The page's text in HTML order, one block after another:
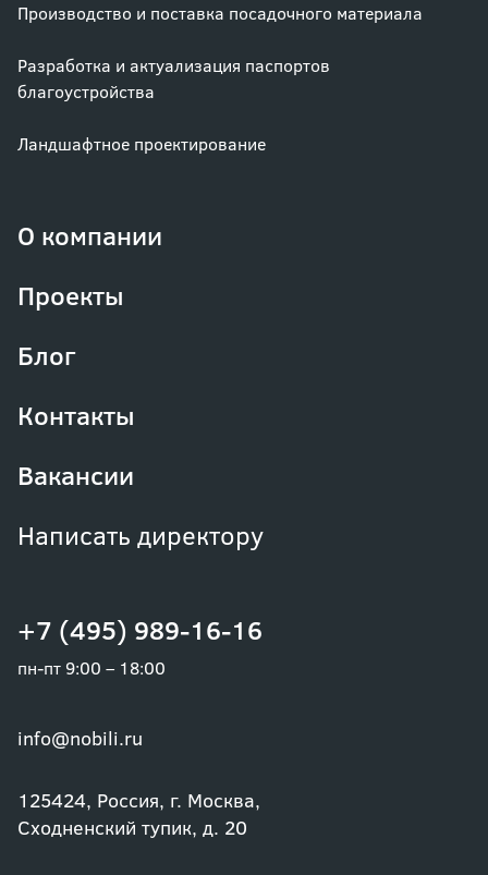
+7 (495) 989-16-16
пн-пт 9:00 – 18:00
info@nobili.ru
125424, Россия, г. Москва,
Сходненский тупик, д. 20
Производство и поставка посадочного материала
Разработка и актуализация паспортов
благоустройства
Ландшафтное проектирование
О компании
Проекты
Блог
Контакты
Вакансии
Написать директору